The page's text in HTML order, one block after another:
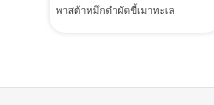
พาสต้าหมึกดำผัดขี้เมาทะเล